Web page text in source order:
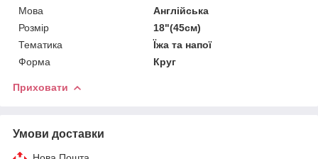
Мова
Англійська
Розмір
18"(45см)
Тематика
Їжа та напої
Форма
Круг
Приховати
Умови доставки